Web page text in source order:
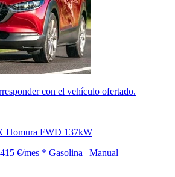
con el vehículo ofertado.
Homura FWD 137kW
415 €/mes * Gasolina | Manual